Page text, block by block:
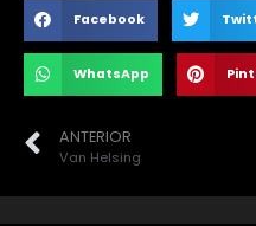
Facebook
WhatsApp
ANTERIOR
Van Helsing